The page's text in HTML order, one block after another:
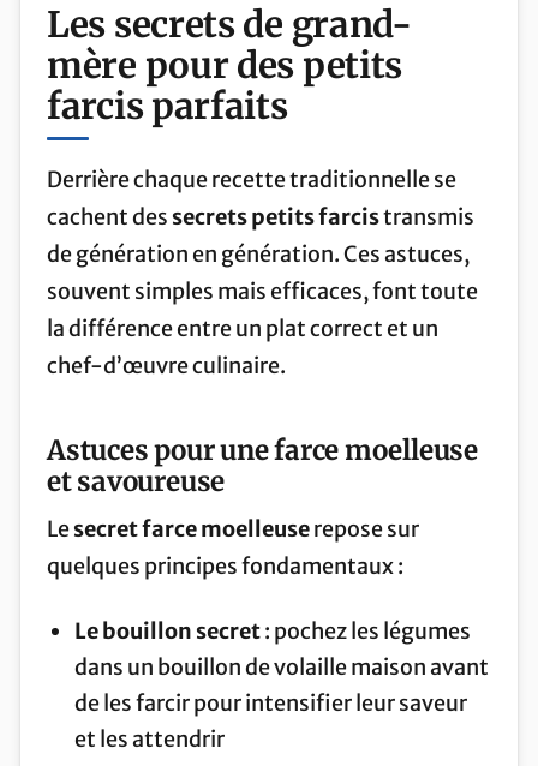
Les secrets de grand-
mère pour des petits
farcis parfaits
Derrière chaque recette traditionnelle se
cachent dessecrets petits farcistransmis
de génération en génération. Ces astuces,
souvent simples mais efficaces, font toute
la différence entre un plat correct et un
chef-d’œuvre culinaire.
Astuces pour une farce moelleuse
et savoureuse
Lesecret farce moelleuserepose sur
quelques principes fondamentaux :
Le bouillon secret: pochez les légumes
dans un bouillon de volaille maison avant
de les farcir pour intensifier leur saveur
et les attendrir